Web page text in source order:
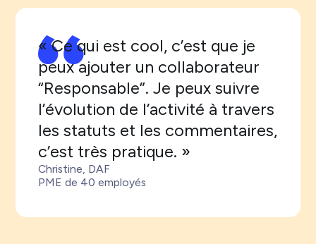
« Ce qui est cool, c’est que je
peux ajouter un collaborateur
“Responsable”. Je peux suivre
l’évolution de l’activité à travers
les statuts et les commentaires,
c’est très pratique. »
Christine, DAF
PME de 40 employés